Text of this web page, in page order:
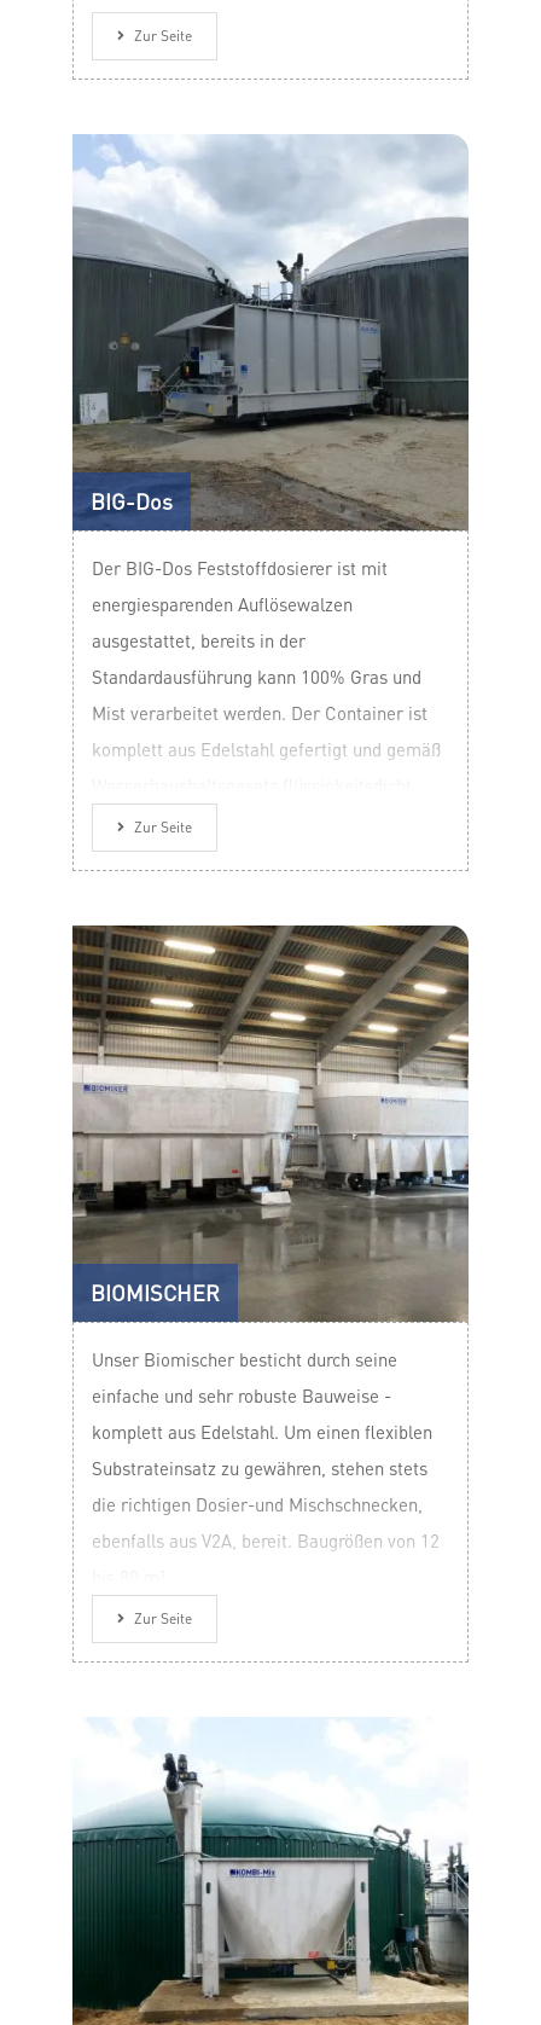
Zur Seite
BIG-Dos
Der BIG-Dos Feststoffdosierer ist mit
energiesparenden Auflösewalzen
ausgestattet, bereits in der
Standardausführung kann 100% Gras und
Mist verarbeitet werden. Der Container ist
komplett aus Edelstahl gefertigt und gemäß
Zur Seite
BIOMISCHER
Unser Biomischer besticht durch seine
einfache und sehr robuste Bauweise -
komplett aus Edelstahl. Um einen flexiblen
Substrateinsatz zu gewähren, stehen stets
die richtigen Dosier-und Mischschnecken,
ebenfalls aus V2A, bereit. Baugrößen von 12
Zur Seite